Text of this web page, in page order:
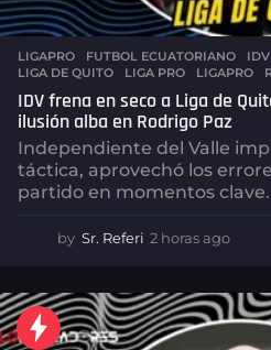
LIGAPRO FUTBOL ECUATORIANO ,IDV
LIGA DE QUITO
,LIGA PRO ,LIGAPRO ,
IDV frena en seco a Liga de
ilusión alba en Rodrigo Paz
Independiente del Valle
táctica, aprovechó los
partido en momentos clave.
by Sr. Referi 2 horas ago
r
a
s